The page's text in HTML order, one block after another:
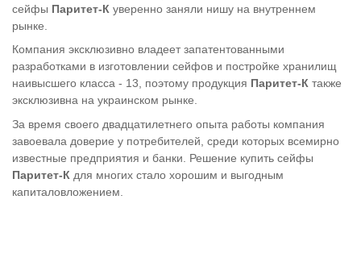
сейфы Паритет-К уверенно заняли нишу на внутреннем
рынке.
Компания эксклюзивно владеет запатентованными
разработками в изготовлении сейфов и постройке хранилищ
наивысшего класса - 13, поэтому продукция Паритет-К также
эксклюзивна на украинском рынке.
За время своего двадцатилетнего опыта работы компания
завоевала доверие у потребителей, среди которых всемирно
известные предприятия и банки. Решение купить сейфы
Паритет-К для многих стало хорошим и выгодным
капиталовложением.